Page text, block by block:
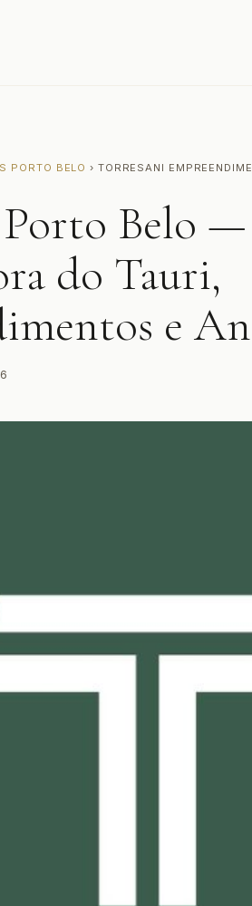
PORTO BELO › TORRESANI
Belo —
do Tauri,
e